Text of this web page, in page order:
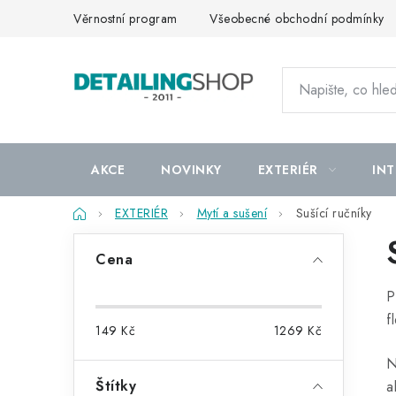
Věrnostní program Všeobecné obchodní podmínky
AKCE NOVINKY EXTERIÉR
DomůEXTERIÉR Mytí a sušení Sušící ručníky
t
Cena
149 Kč 1269 Kč
Štítky